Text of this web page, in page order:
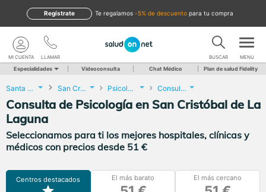
te regalamos -5% de descuento para tu compra
Regístrate
LLAMAR
MI CUENTA BUSCAR MENU
Especialidades Videoconsulta Chat Médico Plan de salud Fidelity
Santa Cruz de Tenerife San Cristóbal de La Laguna Psicología Consulta de Psicología
Consulta de Psicología en San Cristóbal de La
Laguna
Seleccionamos para ti los mejores hospitales, clínicas y
médicos con precios desde 51 €
Centros destacados El más barato El más cercano